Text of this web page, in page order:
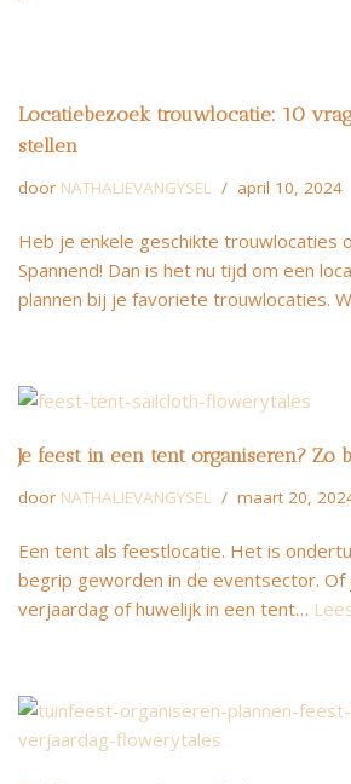
Locatiebezoek trouwlocatie: 10
stellen
door NATHALIEVANGYSEL april 10, 2024
Heb je enkele geschikte trouwlocaties
Spannend! Dan is het nu tijd om een
plannen bij je favoriete trouwlocaties.
Je feest in een tent organiseren? Zo
door NATHALIEVANGYSEL maart 20,
Een tent als feestlocatie. Het is
begrip geworden in de eventsector. Of
verjaardag of huwelijk in een tent…